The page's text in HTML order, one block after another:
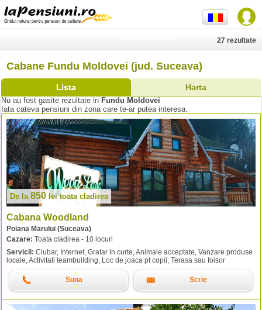
Cabane Fundu Moldovei (jud. Suceava)
Lista Harta
27 rezultate
Nu au fost gasite rezultate in Fundu Moldovei
Iata cateva pensiuni din zona care te-ar putea interesa.
De la 850 leitoata cladirea
Cabana Woodland
Poiana Marului (Suceava)
Cazare: Toata cladirea - 10 locuri
Servicii: Ciubar, Internet, Gratar in curte, Animale acceptate, Vanzare produse
locale, Activitati teambuilding, Loc de joaca pt copii, Terasa sau foisor
Suna Scrie